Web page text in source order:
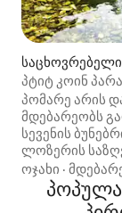
é-de-Valborgne)
პომარე არის
მდებარეობს
სევენის
ლოზერის
ფართობის
კერძო გზები
კერძო პლაჟს
ოჯახი ·